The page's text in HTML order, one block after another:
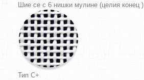
Шие се с 6 нишки мулине (целия конец )
Тип C+